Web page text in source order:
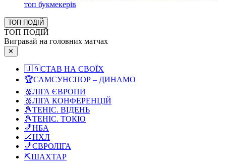
топ букмекерів
ТОП ПОДІЙ
ТОП ПОДІЙ
Вигравай на головних матчах
✕
🇺🇦СТАВ НА СВОЇХ
🏆САМСУНСПОР – ДИНАМО
🥈ЛІГА ЄВРОПИ
🥉ЛІГА КОНФЕРЕНЦІЙ
🎾ТЕНІС. ВІДЕНЬ
🎾ТЕНІС. ТОКІО
🏀НБА
🏒НХЛ
🏀ЄВРОЛІГА
⛏️ШАХТАР